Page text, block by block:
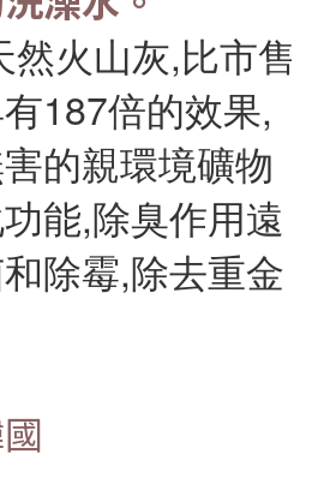
火山灰,比市售
187倍的效果,
的親環境礦物
能,除臭作用遠
除霉,除去重金